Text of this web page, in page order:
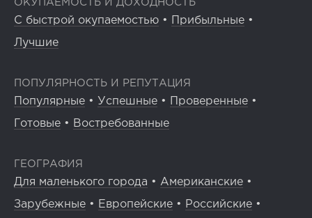
ОКУПАЕМОСТЬ И ДОХОДНОСТЬ
С быстрой окупаемостью • Прибыльные •
Лучшие
ПОПУЛЯРНОСТЬ И РЕПУТАЦИЯ
Популярные • Успешные • Проверенные •
Готовые • Востребованные
ГЕОГРАФИЯ
Для маленького города • Американские •
Зарубежные • Европейские • Российские •